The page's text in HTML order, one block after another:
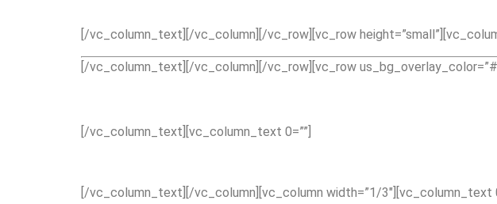
[/vc_column_text][/vc_column][/vc_row][vc_row
[/vc_column_text][/vc_column][/vc_row][vc_row
[/vc_column_text][vc_column_text 0=””]
[/vc_column_text][/vc_column][vc_column width=”1/3″][vc_column_text